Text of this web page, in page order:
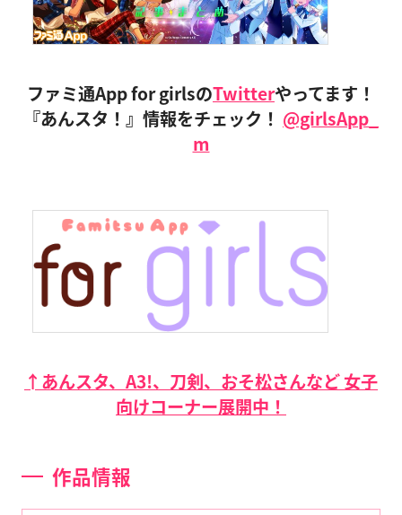
ファミ通App for girlsのTwitterやってます！
『あんスタ！』情報をチェック！ @girlsApp_
m
↑あんスタ、A3!、刀剣、おそ松さんなど 女子
向けコーナー展開中！
作品情報